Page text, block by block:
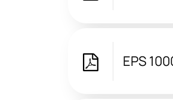
EPS